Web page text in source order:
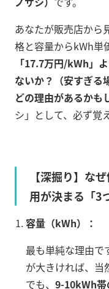
あなたが販売店から
格と容量からkWh単
「17.7万円/kWh」
ないか？（安すぎる
どの理由があるかも
シ」として、必ず覚
【深掘り】な
用が決まる「3
容量（kWh）：
最も単純な理由で
が大きければ、当
でも、 9-10kWh帯